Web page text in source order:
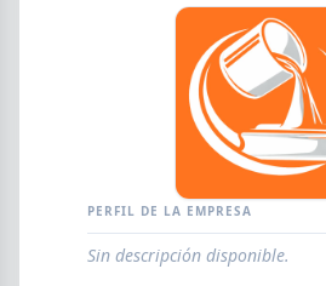
Guía de Empresas Metalúrgicas
METALÚRGICAS
EMPRESAS AGREGAR
PERFIL DE LA EMPRESA
Sin descripción disponible.